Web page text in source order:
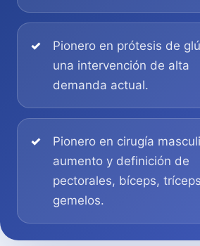
Pionero en prótesis de
una intervención de alta
demanda actual.
Pionero en cirugía
aumento y definición de
pectorales, bíceps,
gemelos.